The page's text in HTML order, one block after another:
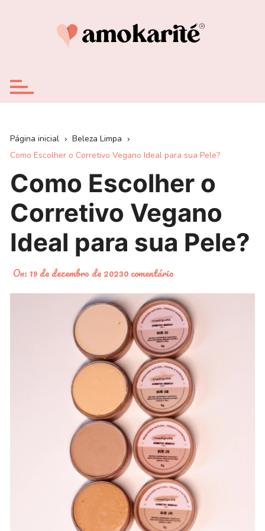
Página inicial
Beleza Limpa
Como Escolher o Corretivo Vegano Ideal para sua Pele?
Como Escolher o
Corretivo Vegano
Ideal para sua Pele?
On: 19 de dezembro de 20230 comentário